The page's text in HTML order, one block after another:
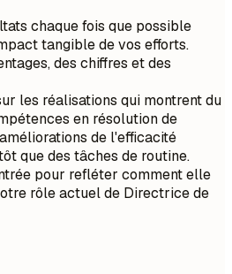
chaque fois que possible
tangible de vos efforts.
des chiffres et des
les réalisations qui montrent du
en résolution de
de l'efficacité
que des tâches de routine.
pour refléter comment elle
rôle actuel de Directrice de